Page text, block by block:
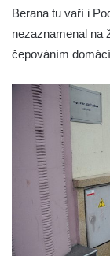
Berana tu vaří i
nezaznamenal na
čepováním